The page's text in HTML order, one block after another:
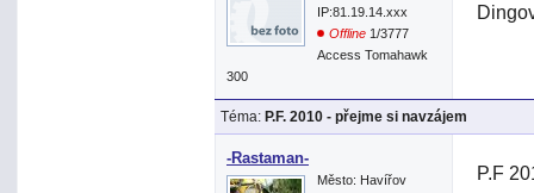
IP:81.19.14.xxx
Offline 1/3777
Access Tomahawk
300
Téma: P.F. 2010 - přejme si navzájem
-Rastaman-
Město: Havířov
P.F